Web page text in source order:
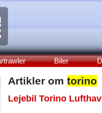
Biler
Artikler omtorino
Lejebil Torino